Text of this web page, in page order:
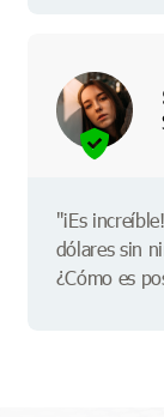
"¡Es
dólares sin
¿Cómo es